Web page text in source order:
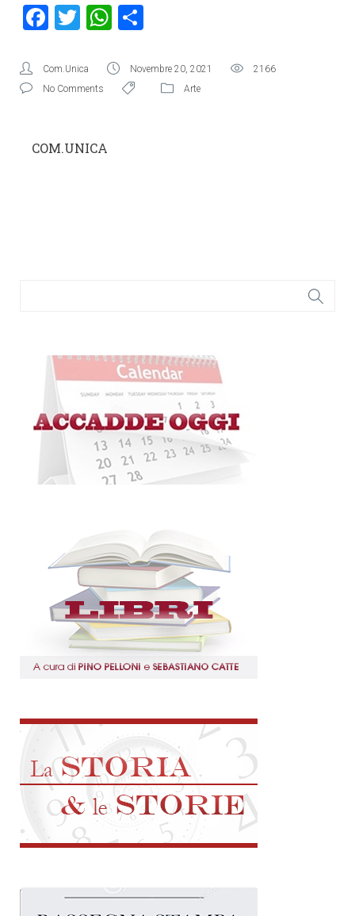
Facebook
TwitterWhatsApp
Com.Unica Novembre 20, 2021
2166
No Comments
Arte
COM.UNICA